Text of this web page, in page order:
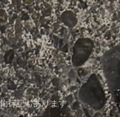
行記もあります。